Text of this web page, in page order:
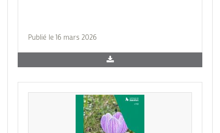
Publié le 16 mars 2026